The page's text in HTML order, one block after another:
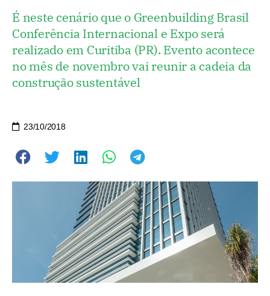
É neste cenário que o Greenbuilding Brasil
Conferência Internacional e Expo será
realizado em Curitiba (PR). Evento acontece
no mês de novembro vai reunir a cadeia da
construção sustentável
23/10/2018